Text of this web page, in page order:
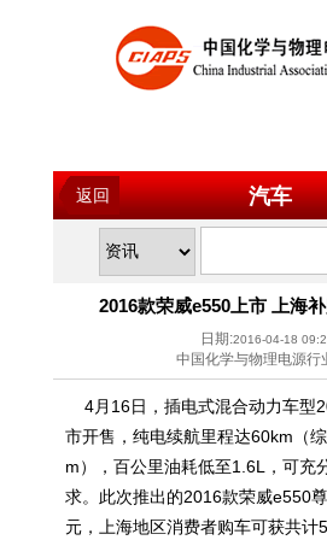
返回 汽车
2016款荣威e550上市 上海
日期:2016-04-18
中国化学与物理电源行
4月16日，插电式混合动力车型
市开售，纯电续航里程达60km（
m），百公里油耗低至1.6L，可充
求。此次推出的2016款荣威e550
元，上海地区消费者购车可获共计